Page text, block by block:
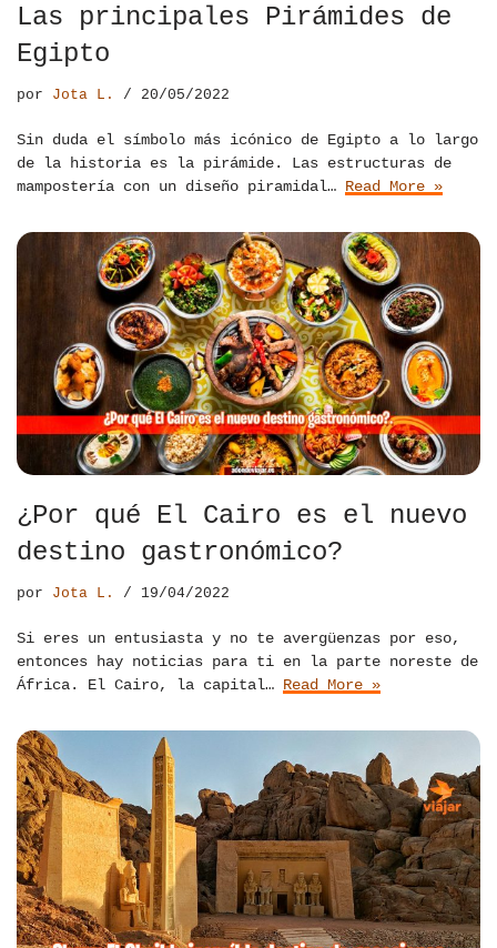
Las principales Pirámides de
Egipto
por Jota L. 20/05/2022
Sin duda el símbolo más icónico de Egipto a lo largo
de la historia es la pirámide. Las estructuras de
mampostería con un diseño piramidal… Read More »
¿Por qué El Cairo es el nuevo
destino gastronómico?
por Jota L. 19/04/2022
Si eres un entusiasta y no te avergüenzas por eso,
entonces hay noticias para ti en la parte noreste de
África. El Cairo, la capital… Read More »